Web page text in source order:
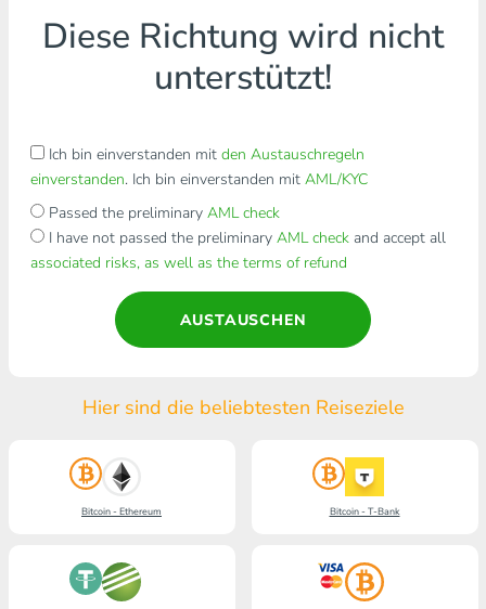
Diese Richtung wird nicht
unterstützt!
Ich bin einverstanden mit den Austauschregeln
einverstanden. Ich bin einverstanden mit AML/KYC
Passed the preliminary AML check
I have not passed the preliminary AML checkand accept all
associated risks, as well as the terms of refund
AUSTAUSCHEN
Hier sind die beliebtesten Reiseziele
Bitcoin - Ethereum Bitcoin - T-Bank